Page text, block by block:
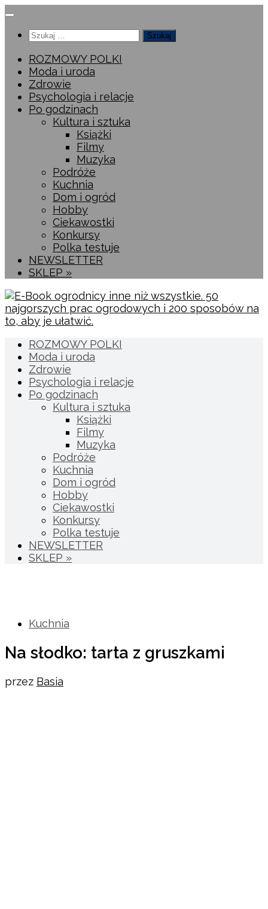
Przeskocz
treściSzukaj:
ROZMOWY POLKI
Moda i uroda
Zdrowie
Psychologia i relacje
Po godzinach
Kultura i sztuka
Książki
Filmy
Muzyka
Podróże
Kuchnia
Dom i ogród
Hobby
Ciekawostki
Konkursy
Polka testuje
NEWSLETTER
SKLEP »
ROZMOWY POLKI
Moda i uroda
Zdrowie
Psychologia i relacje
Po godzinach
Kultura i sztuka
Książki
Filmy
Muzyka
Podróże
Kuchnia
Dom i ogród
Hobby
Ciekawostki
Konkursy
Polka testuje
NEWSLETTER
SKLEP »
Kuchnia
Na słodko: tarta z gruszkami
przez Basia